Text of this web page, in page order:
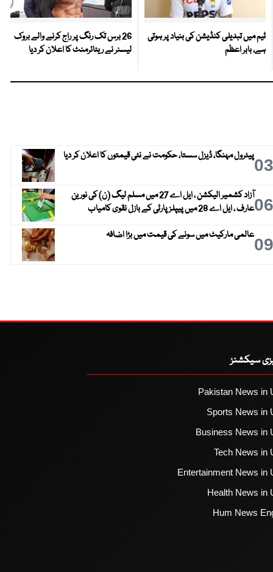
ٹیم میں تبدیلی کنڈیشن کی بنیاد پر ہوتی
ہے، بابر اعظم
26 برس تک رنگ پر راج کرنے والے بروک
لیسنر نے ریٹائرمنٹ کا اعلان کر دیا
03پیٹرول مہنگا، ڈیزل سستا، حکومت نے نئی قیمتوں کا اعلان کر دیا
06
آزاد کشمیر الیکشن ، ایل اے 27 میں مسلم لیگ (ن) کی نورین
عارف ، ایل اے 28 میں پیپلز پارٹی کے بازل نقوی کامیاب
09عالمی مارکیٹ میں سونے کی قیمت میں بڑا اضافہ
سیکشنز
Pakistan News in
Sports News in
Business News in
Tech News in
Entertainment News in
Health News in
Hum News